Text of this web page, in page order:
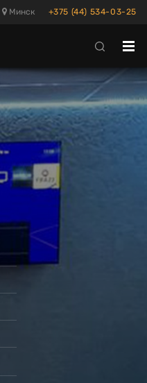
Минск +375 (44) 534-03-25